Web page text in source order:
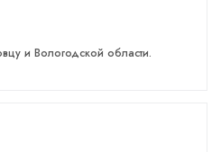
и Вологодской области.